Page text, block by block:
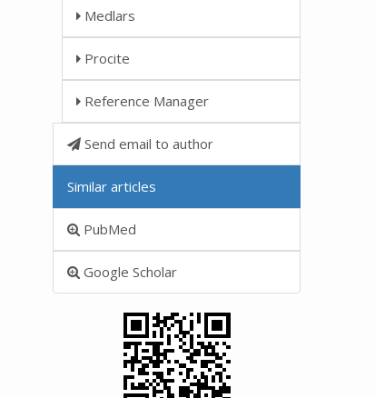
Medlars
Procite
Reference Manager
Send email to author
Similar articles
PubMed
Google Scholar